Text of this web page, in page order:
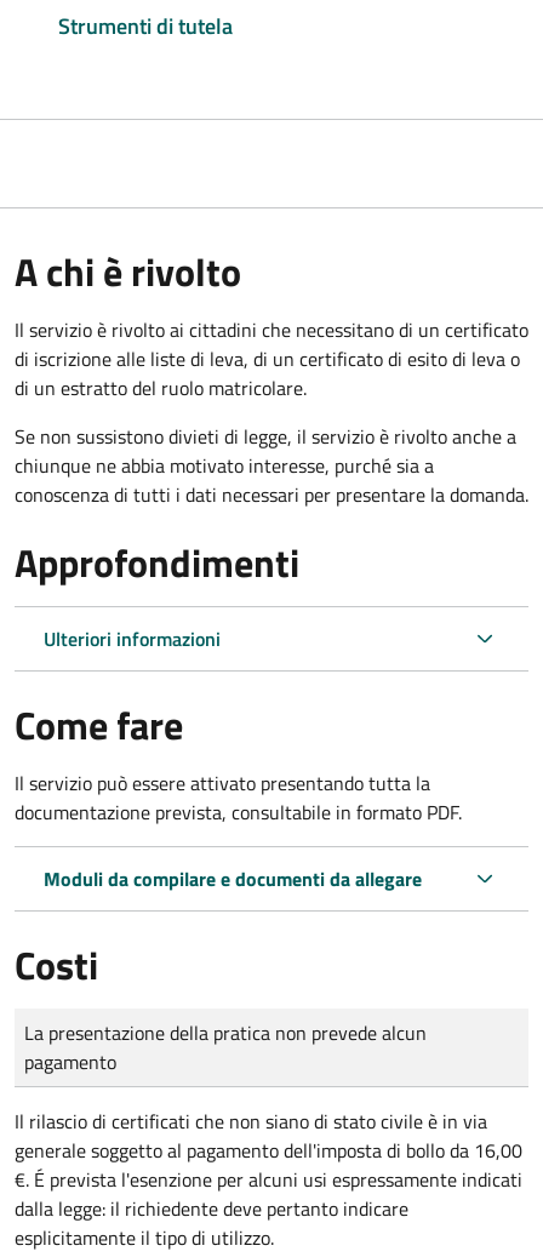
Strumenti di tutela
A chi è rivolto
Il servizio è rivolto ai cittadini che necessitano di un certificato
di iscrizione alle liste di leva, di un certificato di esito di leva o
di un estratto del ruolo matricolare.
Se non sussistono divieti di legge, il servizio è rivolto anche a
chiunque ne abbia motivato interesse, purché sia a
conoscenza di tutti i dati necessari per presentare la domanda.
Approfondimenti
Ulteriori informazioni
Come fare
Il servizio può essere attivato presentando tutta la
documentazione prevista, consultabile in formato PDF.
Moduli da compilare e documenti da allegare
Costi
Tipo di pagamento
Importo
La presentazione della pratica non prevede alcun
pagamento
Il rilascio di certificati che non siano di stato civile è in via
generale soggetto al pagamento dell'imposta di bollo da 16,00
€. É prevista l'esenzione per alcuni usi espressamente indicati
dalla legge: il richiedente deve pertanto indicare
esplicitamente il tipo di utilizzo.